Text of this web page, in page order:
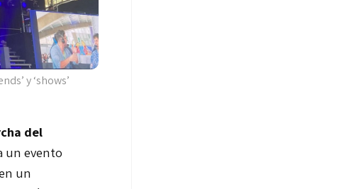
y ‘shows’
del
un evento
un